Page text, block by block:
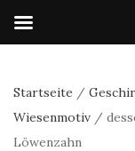
Startseite /
Wiesenmotiv /
Löwenzahn